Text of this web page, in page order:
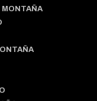
MONTAÑA